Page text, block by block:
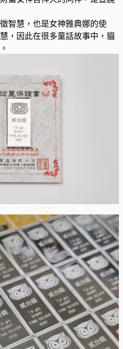
智慧，也是女神雅典娜的使
，因此在很多童話故事中，貓